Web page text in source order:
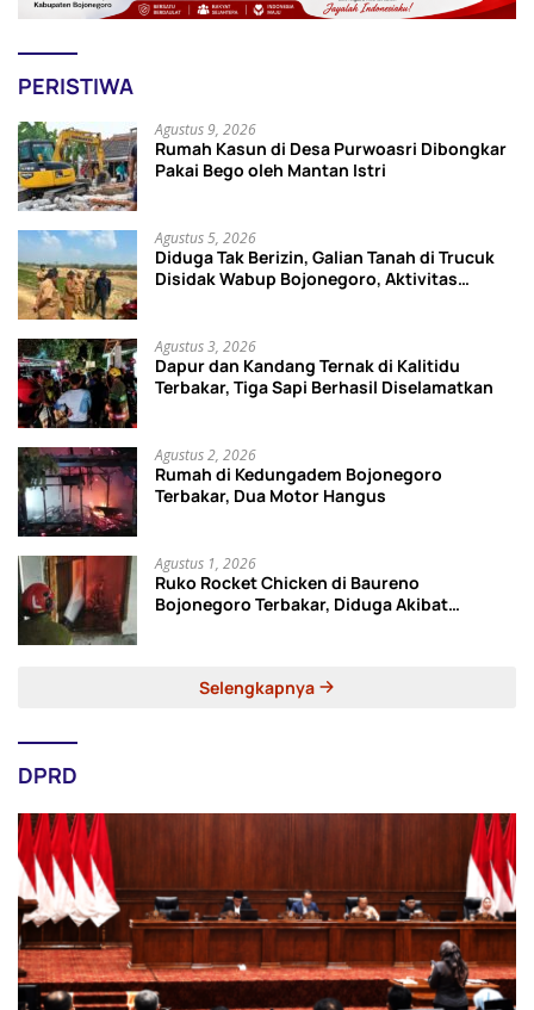
PERISTIWA
Agustus 9, 2026
Rumah Kasun di Desa Purwoasri Dibongkar
Pakai Bego oleh Mantan Istri
Agustus 5, 2026
Diduga Tak Berizin, Galian Tanah di Trucuk
Disidak Wabup Bojonegoro, Aktivitas
Agustus 3, 2026
Dapur dan Kandang Ternak di Kalitidu
Terbakar, Tiga Sapi Berhasil Diselamatkan
Agustus 2, 2026
Rumah di Kedungadem Bojonegoro
Terbakar, Dua Motor Hangus
Agustus 1, 2026
Ruko Rocket Chicken di Baureno
Bojonegoro Terbakar, Diduga Akibat
Selengkapnya
DPRD